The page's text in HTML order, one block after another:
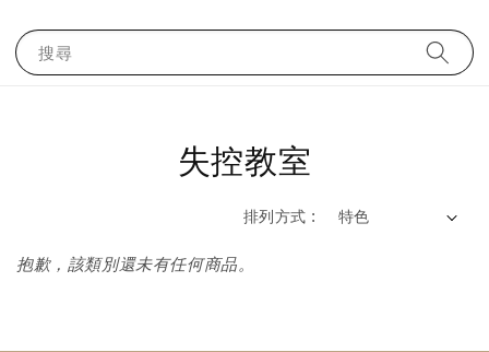
搜尋
失控教室
排列方式 :
抱歉，該類別還未有任何商品。